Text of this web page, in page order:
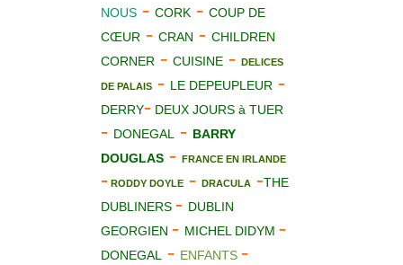
NOUS - CORK - COUP DE
CŒUR - CRAN - CHILDREN
CORNER - CUISINE - DELICES
DE PALAIS - LE DEPEUPLEUR -
DERRY- DEUX JOURS à TUER
- DONEGAL - BARRY
DOUGLAS - FRANCE EN IRLANDE
- RODDY DOYLE - DRACULA -THE
DUBLINERS - DUBLIN
GEORGIEN - MICHEL DIDYM -
DONEGAL - ENFANTS -